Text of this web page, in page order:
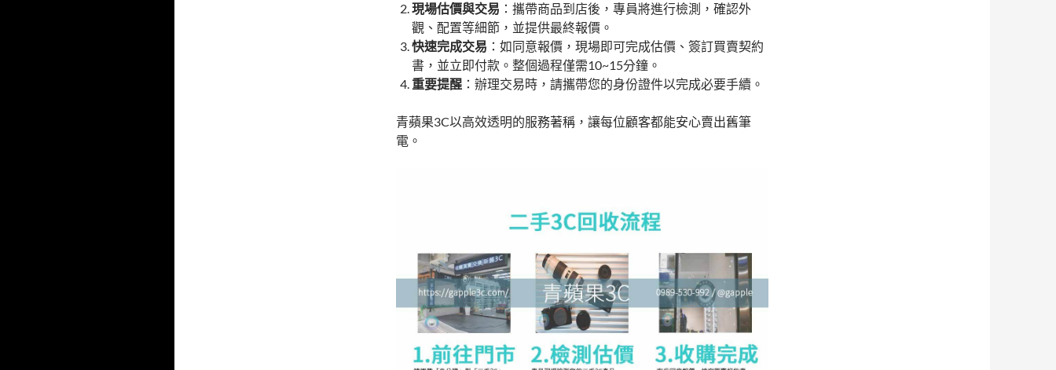
現場估價與交易 ：攜帶商品到店後，專員將進行檢測，確認外
觀、配置等細節，並提供最終報價。
快速完成交易 ：如同意報價，現場即可完成估價、簽訂買賣契約
書，並立即付款。整個過程僅需10~15分鐘。
重要提醒 ：辦理交易時，請攜帶您的身份證件以完成必要手續。
青蘋果3C以高效透明的服務著稱，讓每位顧客都能安心賣出舊筆
電。